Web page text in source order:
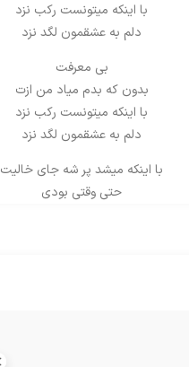
با اینکه میتونست رکب نزد
دلم به عشقمون لگد نزد
بی معرفت
بدون که بدم میاد من ازت
با اینکه میتونست رکب نزد
دلم به عشقمون لگد نزد
با اینکه میشد پر شه جای خالیت
حتی وقتی بودی